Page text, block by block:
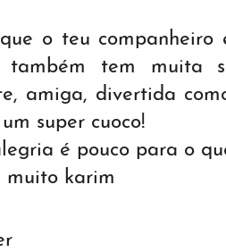
o teu companheiro
também tem muita
amiga, divertida
super cuoco!
é pouco para o
muito karim